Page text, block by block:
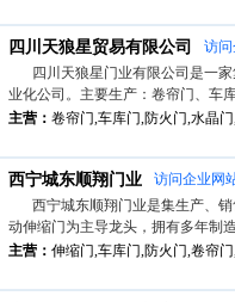
四川天狼星贸易有限公司
访
四川天狼星门业有限公司是一
业化公司。主要生产：卷帘门、车
主营： 卷帘门,车库门,防火门,水晶
西宁城东顺翔门业
访问企业网
西宁城东顺翔门业是集生产、
动伸缩门为主导龙头，拥有多年制
主营： 伸缩门,车库门,防火门,卷帘